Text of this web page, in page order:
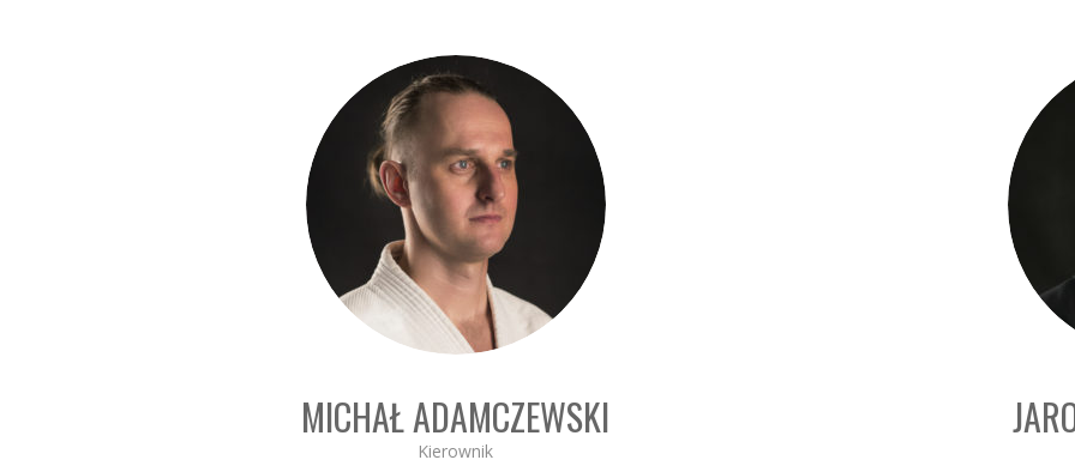
MICHAŁ ADAMCZEWSKI
Kierownik